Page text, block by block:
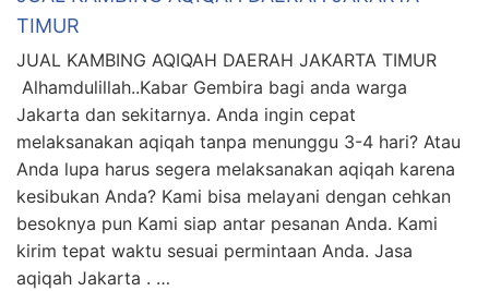
TIMUR
JUAL KAMBING AQIQAH DAERAH JAKARTA TIMUR
Alhamdulillah..Kabar Gembira bagi anda warga
Jakarta dan sekitarnya. Anda ingin cepat
melaksanakan aqiqah tanpa menunggu 3-4 hari? Atau
Anda lupa harus segera melaksanakan aqiqah karena
kesibukan Anda? Kami bisa melayani dengan cehkan
besoknya pun Kami siap antar pesanan Anda. Kami
kirim tepat waktu sesuai permintaan Anda. Jasa
aqiqah Jakarta . …